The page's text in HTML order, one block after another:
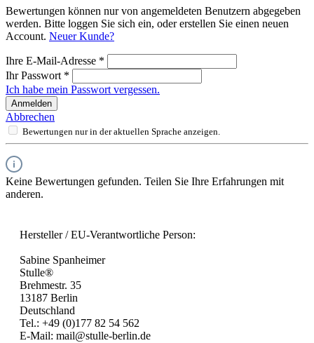
Bewertungen können nur von angemeldeten Benutzern abgegeben
werden. Bitte loggen Sie sich ein, oder erstellen Sie einen neuen
Account. Neuer Kunde?
Ihre E-Mail-Adresse *
Ihr Passwort *
Ich habe mein Passwort vergessen.
Anmelden
Abbrechen
Bewertungen nur in der aktuellen Sprache anzeigen.
Keine Bewertungen gefunden. Teilen Sie Ihre Erfahrungen mit
anderen.
Hersteller / EU-Verantwortliche Person:
Sabine Spanheimer
Stulle®
Brehmestr. 35
13187 Berlin
Deutschland
Tel.: +49 (0)177 82 54 562
E-Mail: mail@stulle-berlin.de